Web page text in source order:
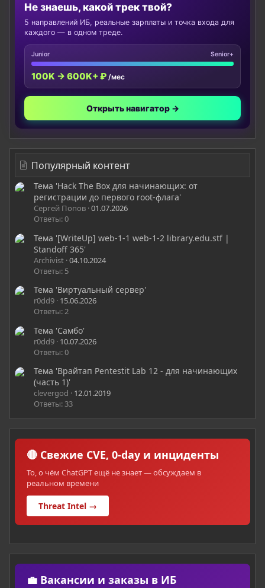
Не знаешь, какой трек твой?
5 направлений ИБ, реальные зарплаты и точка входа для
каждого — в одном треде.
Junior Senior+
100K → 600K+ ₽ /мес
Открыть навигатор →
Популярный контент
Тема 'Hack The Box для начинающих: от
регистрации до первого root-флага'
Сергей Попов 01.07.2026
Ответы: 0
Тема '[WriteUp] web-1-1 web-1-2 library.edu.stf |
Standoff 365'
Archivist 04.10.2024
Ответы: 5
Тема 'Виртуальный сервер'
r0dd9 15.06.2026
Ответы: 2
Тема 'Самбо'
r0dd9 10.07.2026
Ответы: 0
Тема 'Врайтап Pentestit Lab 12 - для начинающих
(часть 1)'
clevergod
12.01.2019
Ответы: 33
🔴 Свежие CVE, 0-day и инциденты
То, о чём ChatGPT ещё не знает — обсуждаем в
реальном времени
Threat Intel →
💼 Вакансии и заказы в ИБ